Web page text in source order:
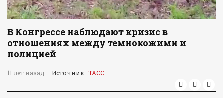
В Конгрессе наблюдают кризис в
отношениях между темнокожими и
полицией
11 лет назад Источник: ТАСС